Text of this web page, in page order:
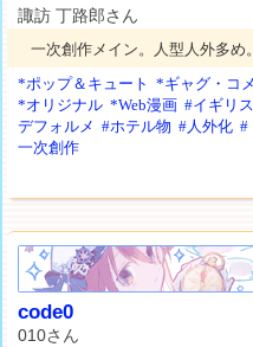
諏訪 丁路郎さん
一次創作メイン。人型人外多め。
*ポップ＆キュート
*ギャグ・コ
*オリジナル *Web漫画 #イギリス
デフォルメ #ホテル物 #人外化 #
一次創作
code0
010さん